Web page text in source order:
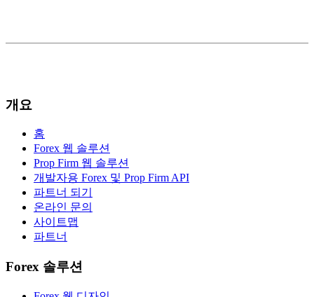
개요
홈
Forex 웹 솔루션
Prop Firm 웹 솔루션
개발자용 Forex 및 Prop Firm API
파트너 되기
온라인 문의
사이트맵
파트너
Forex 솔루션